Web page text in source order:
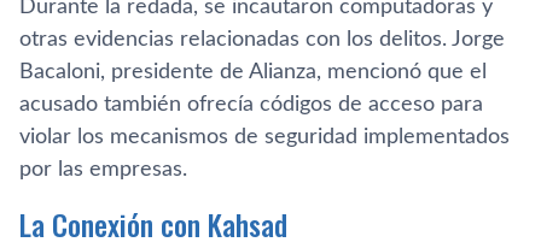
Durante la redada, se incautaron computadoras y
otras evidencias relacionadas con los delitos. Jorge
Bacaloni, presidente de Alianza, mencionó que el
acusado también ofrecía códigos de acceso para
violar los mecanismos de seguridad implementados
por las empresas.
La Conexión con Kahsad